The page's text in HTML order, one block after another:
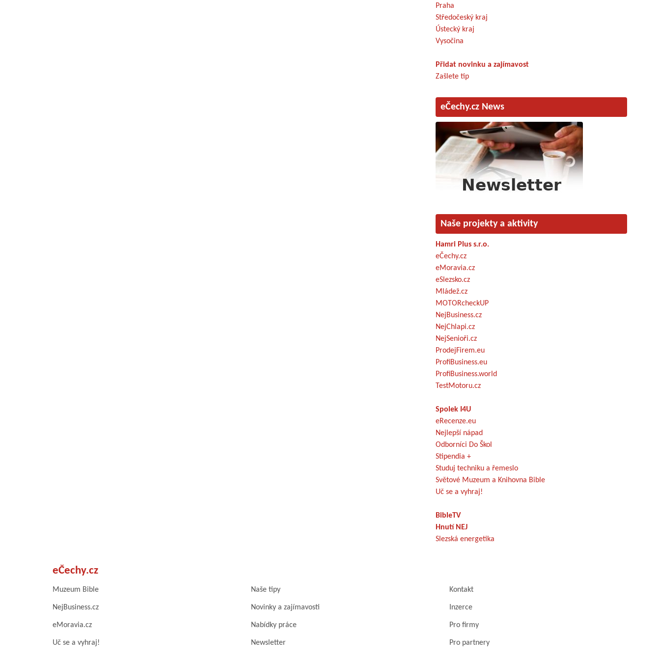
Praha
Středočeský kraj
Ústecký kraj
Vysočina
Přidat novinku a zajímavost
Zašlete tip
eČechy.cz News
Naše projekty a aktivity
Hamri Plus s.r.o.
eČechy.cz
eMoravia.cz
eSlezsko.cz
Mládež.cz
MOTORcheckUP
NejBusiness.cz
NejChlapi.cz
NejSenioři.cz
ProdejFirem.eu
ProfiBusiness.eu
ProfiBusiness.world
TestMotoru.cz
Spolek I4U
eRecenze.eu
Nejlepší nápad
Odborníci Do Škol
Stipendia +
Studuj techniku a řemeslo
Světové Muzeum a Knihovna Bible
Uč se a vyhraj!
BibleTV
Hnutí NEJ
Slezská energetika
eČechy.cz
Muzeum Bible Naše tipy Kontakt
NejBusiness.cz Novinky a zajímavosti Inzerce
eMoravia.cz Nabídky práce Pro firmy
Uč se a vyhraj! Newsletter Pro partnery